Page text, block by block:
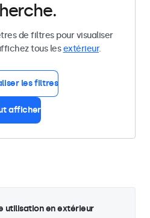
de filtres pour visualiser
tous lesextérieur.
les filtres
afficher
utilisation en extérieur